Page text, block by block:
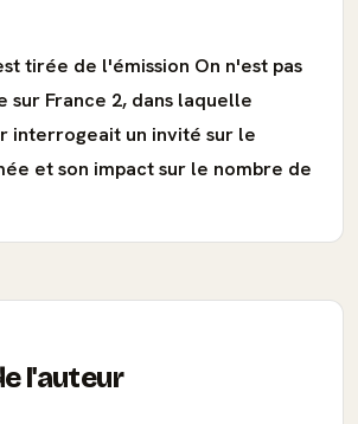
tirée de l'émission On n'est pas
sur France 2, dans laquelle
interrogeait un invité sur le
et son impact sur le nombre de
l'auteur